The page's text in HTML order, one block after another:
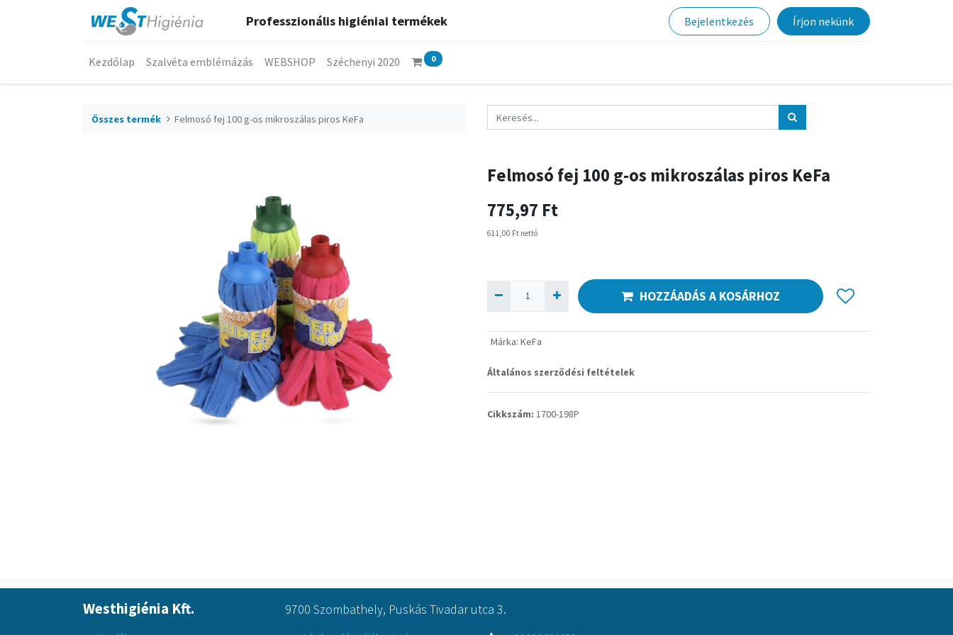
Professzionális higiéniai termékek Bejelentkezés Írjon nekünk
Kezdőlap Szalvéta emblémázás WEBSHOP Széchenyi 2020 0
Összes termék Felmosó fej 100 g-os mikroszálas piros KeFa
Felmosó fej 100 g-os mikroszálas piros KeFa
775,97 Ft
611,00 Ft nettó
HOZZÁADÁS A KOSÁRHOZ
Márka: KeFa
Általános szerződési feltételek
Cikkszám: 1700-198P
Westhigiénia Kft. 9700 Szombathely, Puskás Tivadar utca 3.